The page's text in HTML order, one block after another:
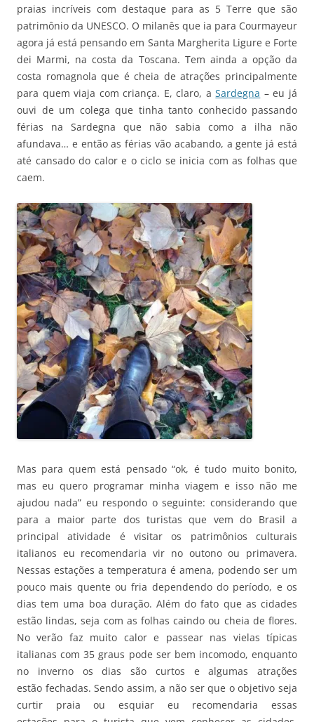
praias incríveis com destaque para as 5 Terre que são
patrimônio da UNESCO. O milanês que ia para Courmayeur
agora já está pensando em Santa Margherita Ligure e Forte
dei Marmi, na costa da Toscana. Tem ainda a opção da
costa romagnola que é cheia de atrações principalmente
para quem viaja com criança. E, claro, aSardegna – eu já
ouvi de um colega que tinha tanto conhecido passando
férias na Sardegna que não sabia como a ilha não
afundava… e então as férias vão acabando, a gente já está
até cansado do calor e o ciclo se inicia com as folhas que
caem.
Mas para quem está pensado “ok, é tudo muito bonito,
mas eu quero programar minha viagem e isso não me
ajudou nada” eu respondo o seguinte: considerando que
para a maior parte dos turistas que vem do Brasil a
principal atividade é visitar os patrimônios culturais
italianos eu recomendaria vir no outono ou primavera.
Nessas estações a temperatura é amena, podendo ser um
pouco mais quente ou fria dependendo do período, e os
dias tem uma boa duração. Além do fato que as cidades
estão lindas, seja com as folhas caindo ou cheia de flores.
No verão faz muito calor e passear nas vielas típicas
italianas com 35 graus pode ser bem incomodo, enquanto
no inverno os dias são curtos e algumas atrações
estão fechadas. Sendo assim, a não ser que o objetivo seja
curtir praia ou esquiar eu recomendaria essas